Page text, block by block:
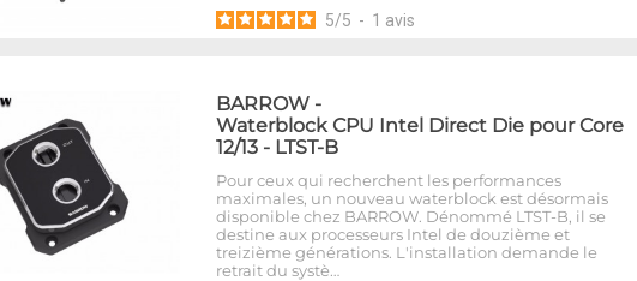
5/5 - 1 avis
BARROW -
Waterblock CPU Intel Direct Die pour Core
12/13 - LTST-B
Pour ceux qui recherchent les performances
maximales, un nouveau waterblock est désormais
disponible chez BARROW. Dénommé LTST-B, il se
destine aux processeurs Intel de douzième et
treizième générations. L'installation demande le
retrait du systè…